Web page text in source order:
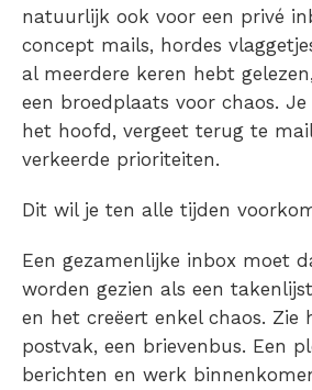
natuurlijk ook voor een privé
concept mails, hordes
al meerdere keren hebt
een broedplaats voor chaos.
het hoofd, vergeet terug te
verkeerde prioriteiten.
Dit wil je ten alle tijden
Een gezamenlijke inbox moet
worden gezien als een
en het creëert enkel chaos. Zie
postvak, een brievenbus. Een
berichten en werk